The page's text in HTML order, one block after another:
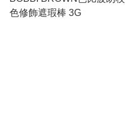
色修飾遮瑕棒 3G